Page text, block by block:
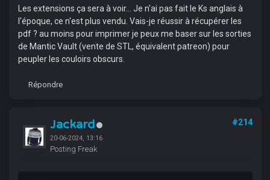
Les extensions ça sera à voir... Je n'ai pas fait le Ks anglais à
l'époque, ce n'est plus vendu. Vais-je réussir à récupérer les
pdf ? au moins pour imprimer je peux me baser sur les sorties
de Mantic Vault (vente de STL, équivalent patreon) pour
peupler les couloirs obscurs.
Répondre
Jackard
20-06-2024, 13:16
Posting Freak
#214